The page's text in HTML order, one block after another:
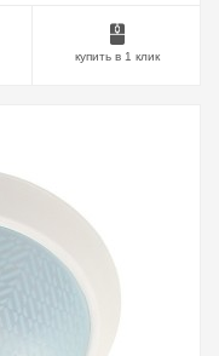
купить в 1 клик